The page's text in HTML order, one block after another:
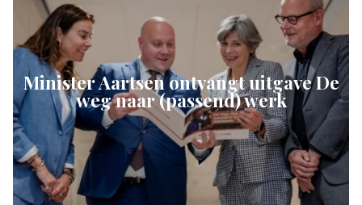
Minister Aartsen ontvangt uitgave De
weg naar (passend) werk